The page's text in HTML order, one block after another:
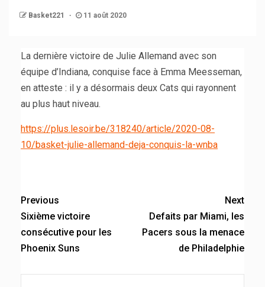
Basket221 11 août 2020
La dernière victoire de Julie Allemand avec son
équipe d’Indiana, conquise face à Emma Meesseman,
en atteste : il y a désormais deux Cats qui rayonnent
au plus haut niveau.
https://plus.lesoir.be/318240/article/2020-08-
10/basket-julie-allemand-deja-conquis-la-wnba
Previous
Sixième victoire
consécutive pour les
Phoenix Suns
Next
Defaits par Miami, les
Pacers sous la menace
de Philadelphie